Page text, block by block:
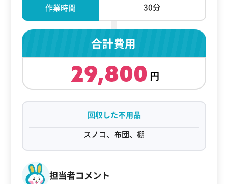
作業時間 30分
合計費用
29,800
回収した不用品
スノコ、布団、棚
担当者コメント